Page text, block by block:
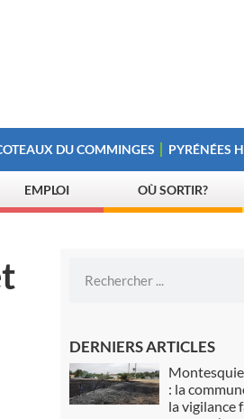
DU COMMINGES PYRÉNÉES
EMPLOI OÙ SORTIR?
DERNIERS ARTICLES
: la
la vigilance